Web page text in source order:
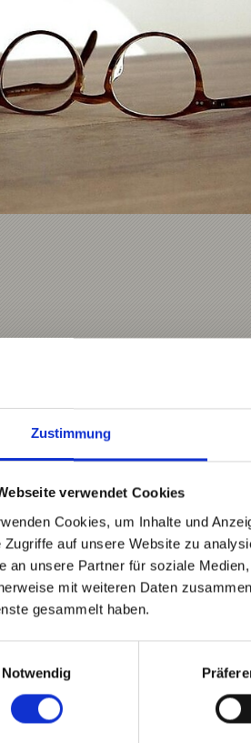
Zustimmung
verwendet Cookies
Cookies, um Inhalte und
Zugriffe auf unsere Website zu
an unsere Partner für soziale
mit weiteren Daten
gesammelt haben.
Notwendig